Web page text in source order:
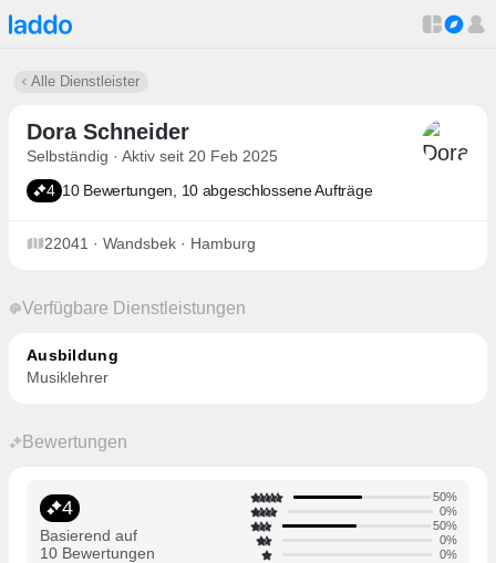
Alle Dienstleister
Dora Schneider
Selbständig · Aktiv seit 20 Feb 2025
4 10 Bewertungen, 10 abgeschlossene Aufträge
22041 · Wandsbek · Hamburg
Verfügbare Dienstleistungen
Ausbildung
Musiklehrer
Bewertungen
4
Basierend auf
10 Bewertungen
50%
0%
50%
0%
0%